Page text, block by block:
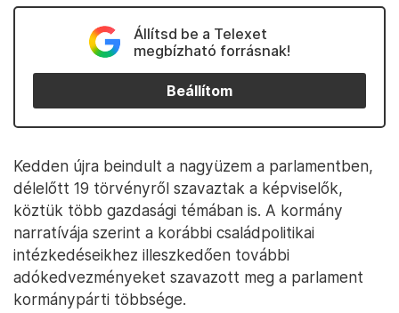
Állítsd be a Telexet
megbízható forrásnak!
Beállítom
Kedden újra beindult a nagyüzem a parlamentben,
délelőtt 19 törvényről szavaztak a képviselők,
köztük több gazdasági témában is. A kormány
narratívája szerint a korábbi családpolitikai
intézkedéseikhez illeszkedően további
adókedvezményeket szavazott meg a parlament
kormánypárti többsége.